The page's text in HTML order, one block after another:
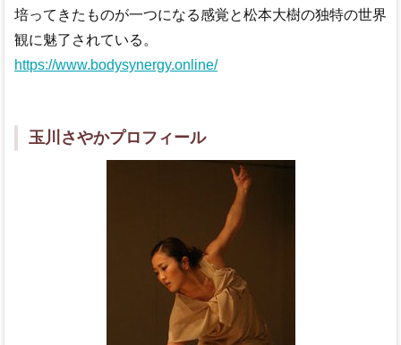
培ってきたものが一つになる感覚と松本大樹の独特の世界
観に魅了されている。
https://www.bodysynergy.online/
玉川さやかプロフィール